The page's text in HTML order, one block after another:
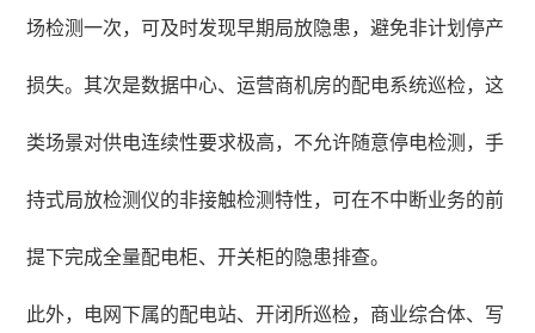
场检测一次，可及时发现早期局放隐患，避免非计划停产
损失。其次是数据中心、运营商机房的配电系统巡检，这
类场景对供电连续性要求极高，不允许随意停电检测，手
持式局放检测仪的非接触检测特性，可在不中断业务的前
提下完成全量配电柜、开关柜的隐患排查。
此外，电网下属的配电站、开闭所巡检，商业综合体、写